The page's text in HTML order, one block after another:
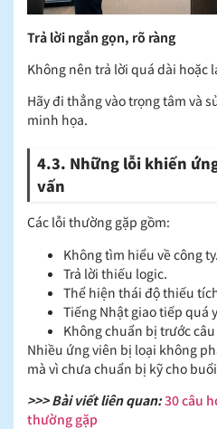
Trả lời ngắn gọn, rõ ràng
Không nên trả lời quá dài hoặc
Hãy đi thẳng vào trọng tâm và
minh họa.
4.3. Những lỗi khiến
vấn
Các lỗi thường gặp gồm:
Không tìm hiểu về công ty.
Trả lời thiếu logic.
Thể hiện thái độ thiếu
Tiếng Nhật giao tiếp quá
Không chuẩn bị trước
Nhiều ứng viên bị loại không
mà vì chưa chuẩn bị kỹ cho
>>> Bài viết liên quan:30 câu
thường gặp